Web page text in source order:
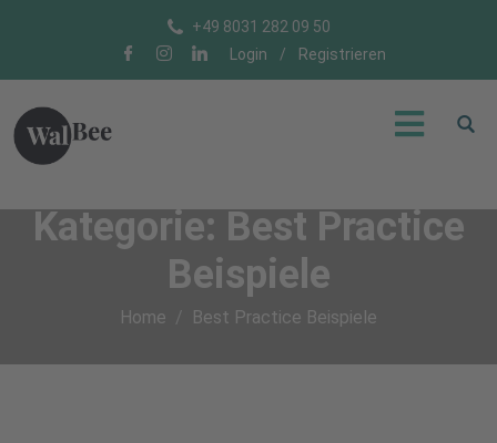
+49 8031 282 09 50
Login
/ Registrieren
Kategorie: Best Practice
Beispiele
Home Best Practice Beispiele